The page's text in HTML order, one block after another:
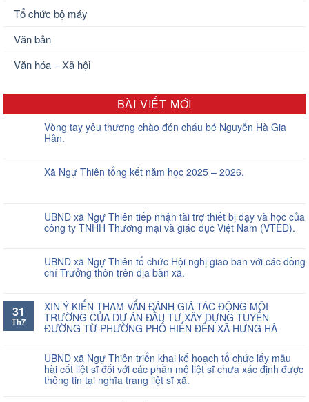
Tổ chức bộ máy
Văn bản
Văn hóa – Xã hội
BÀI VIẾT MỚI
Vòng tay yêu thương chào đón cháu bé Nguyễn Hà Gia
Hân.
Xã Ngự Thiên tổng kết năm học 2025 – 2026.
UBND xã Ngự Thiên tiếp nhận tài trợ thiết bị dạy và học của
công ty TNHH Thương mại và giáo dục Việt Nam (VTED).
UBND xã Ngự Thiên tổ chức Hội nghị giao ban với các đồng
chí Trưởng thôn trên địa bàn xã.
31
Th7
XIN Ý KIẾN THAM VẤN ĐÁNH GIÁ TÁC ĐỘNG MÔI
TRƯỜNG CỦA DỰ ÁN ĐẦU TƯ XÂY DỰNG TUYẾN
ĐƯỜNG TỪ PHƯỜNG PHỐ HIẾN ĐẾN XÃ HƯNG HÀ
UBND xã Ngự Thiên triển khai kế hoạch tổ chức lấy mẫu
hài cốt liệt sĩ đối với các phần mộ liệt sĩ chưa xác định được
thông tin tại nghĩa trang liệt sĩ xã.